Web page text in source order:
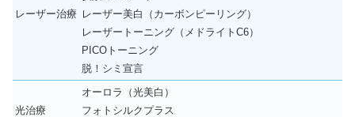
レーザー治療 レーザー美白（カーボンピーリング）
レーザートーニング（メドライトC6）
PICOトーニング
脱！シミ宣言
光治療
オーロラ（光美白）
フォトシルクプラス